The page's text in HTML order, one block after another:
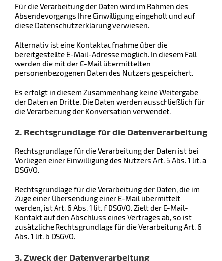
Für die Verarbeitung der Daten wird im Rahmen des
Absendevorgangs Ihre Einwilligung eingeholt und auf
diese Datenschutzerklärung verwiesen.
Alternativ ist eine Kontaktaufnahme über die
bereitgestellte E-Mail-Adresse möglich. In diesem Fall
werden die mit der E-Mail übermittelten
personenbezogenen Daten des Nutzers gespeichert.
Es erfolgt in diesem Zusammenhang keine Weitergabe
der Daten an Dritte. Die Daten werden ausschließlich für
die Verarbeitung der Konversation verwendet.
2. Rechtsgrundlage für die Datenverarbeitung
Rechtsgrundlage für die Verarbeitung der Daten ist bei
Vorliegen einer Einwilligung des Nutzers Art. 6 Abs. 1 lit. a
DSGVO.
Rechtsgrundlage für die Verarbeitung der Daten, die im
Zuge einer Übersendung einer E-Mail übermittelt
werden, ist Art. 6 Abs. 1 lit. f DSGVO. Zielt der E-Mail-
Kontakt auf den Abschluss eines Vertrages ab, so ist
zusätzliche Rechtsgrundlage für die Verarbeitung Art. 6
Abs. 1 lit. b DSGVO.
3. Zweck der Datenverarbeitung